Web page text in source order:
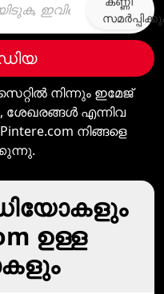
നിന്നും ഇമേജ്
ശേഖരങ്ങൾ എന്നിവ
നിങ്ങളെ
ഉള്ള